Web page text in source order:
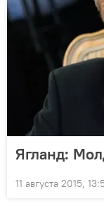
Ягланд:
11 августа 2015,